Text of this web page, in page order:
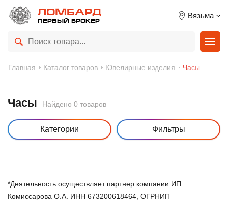
ЛОМБАРД
ПЕРВЫЙ БРОКЕР
Вязьма
Главная Каталог товаров Ювелирные изделия Часы
Часы Найдено 0 товаров
Категории Фильтры
*Деятельность осуществляет партнер компании ИП
Комиссарова О.А. ИНН 673200618464, ОГРНИП